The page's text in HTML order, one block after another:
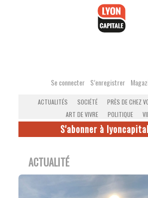
Se connecter S’enregistrer
ACTUALITÉS SOCIÉTÉ PRÈS DE CHEZ
ART DE VIVRE
POLITIQUE
S'abonner à
ACTUALITÉ